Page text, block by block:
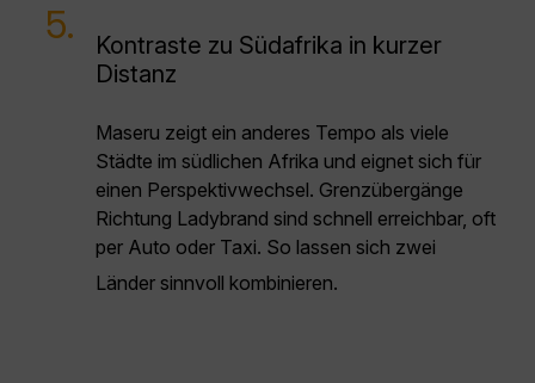
5.
Kontraste zu Südafrika in kurzer
Distanz
Maseru zeigt ein anderes Tempo als viele
Städte im südlichen Afrika und eignet sich für
einen Perspektivwechsel. Grenzübergänge
Richtung Ladybrand sind schnell erreichbar, oft
per Auto oder Taxi. So lassen sich zwei
Länder sinnvoll kombinieren.